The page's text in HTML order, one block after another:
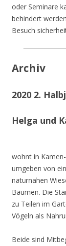
oder Seminare
behindert
Besuch
Archiv
2020 2.
Helga und
wohnt in
umgeben von
naturnahen
Bäumen. Die
zu Teilen im
Vögeln als
Beide sind